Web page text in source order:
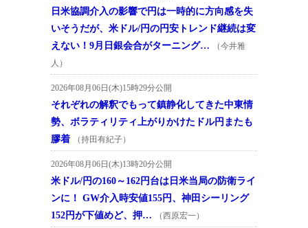
日米協調介入の影響で円は一時的に方向感を失
いそうだが、米ドル/円の円安トレンド継続は変
えない！9月日銀会合がターニング…
（今井雅
人）
2026年08月06日(木)15時29分公開
それぞれの解釈でもって鎮静化してきた中東情
勢、ボラティリティ上がりかけたドル円またも
膠着
（持田有紀子）
2026年08月06日(木)13時20分公開
米ドル/円の160～162円台は日米当局の防衛ライ
ンに！ GW介入時安値155円、神田シーリング
152円が下値めど、押…
（西原宏一）